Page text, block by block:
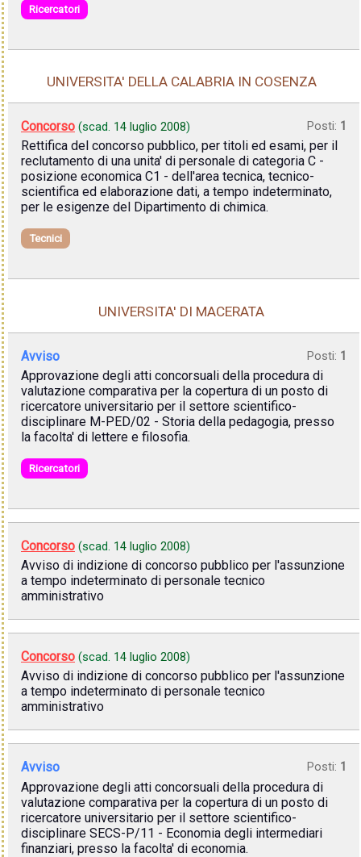
Ricercatori
UNIVERSITA' DELLA CALABRIA IN COSENZA
Concorso (scad. 14 luglio 2008) Posti: 1
Rettifica del concorso pubblico, per titoli ed esami, per il
reclutamento di una unita' di personale di categoria C -
posizione economica C1 - dell'area tecnica, tecnico-
scientifica ed elaborazione dati, a tempo indeterminato,
per le esigenze del Dipartimento di chimica.
Tecnici
UNIVERSITA' DI MACERATA
Avviso Posti: 1
Approvazione degli atti concorsuali della procedura di
valutazione comparativa per la copertura di un posto di
ricercatore universitario per il settore scientifico-
disciplinare M-PED/02 - Storia della pedagogia, presso
la facolta' di lettere e filosofia.
Ricercatori
Concorso (scad. 14 luglio 2008)
Avviso di indizione di concorso pubblico per l'assunzione
a tempo indeterminato di personale tecnico
amministrativo
Concorso (scad. 14 luglio 2008)
Avviso di indizione di concorso pubblico per l'assunzione
a tempo indeterminato di personale tecnico
amministrativo
Avviso Posti: 1
Approvazione degli atti concorsuali della procedura di
valutazione comparativa per la copertura di un posto di
ricercatore universitario per il settore scientifico-
disciplinare SECS-P/11 - Economia degli intermediari
finanziari, presso la facolta' di economia.